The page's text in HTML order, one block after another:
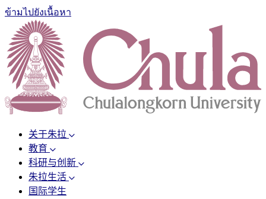
ข้ามไปยังเนื้อหา
关于朱拉
教育
科研与创新
朱拉生活
国际学生